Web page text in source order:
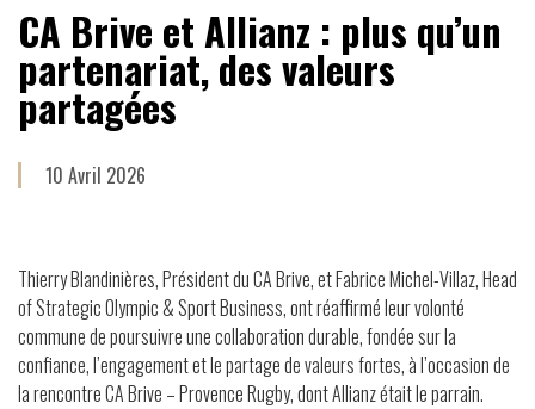
CA Brive et Allianz : plus qu’un
partenariat, des valeurs
partagées
10 Avril 2026
Thierry Blandinières, Président du CA Brive, et Fabrice Michel-Villaz, Head
of Strategic Olympic & Sport Business, ont réaffirmé leur volonté
commune de poursuivre une collaboration durable, fondée sur la
confiance, l’engagement et le partage de valeurs fortes, à l’occasion de
la rencontre CA Brive – Provence Rugby, dont Allianz était le parrain.